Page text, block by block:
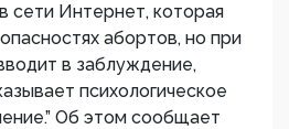
сети Интернет, которая
абортов, но при
в заблуждение,
психологическое
Об этом сообщает